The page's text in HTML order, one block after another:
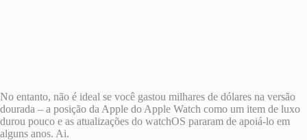
No entanto, não é ideal se você gastou milhares de dólares na versão
dourada – a posição da Apple do Apple Watch como um item de luxo
durou pouco e as atualizações do watchOS pararam de apoiá-lo em
alguns anos. Ai.